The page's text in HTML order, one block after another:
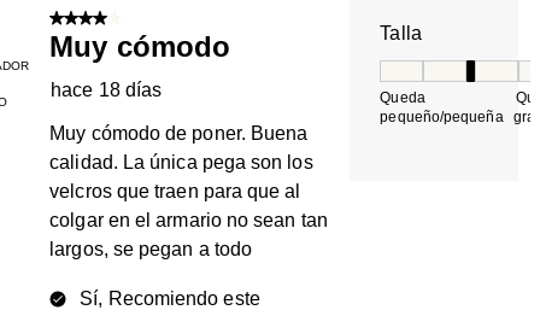
4 de 5 estrellas.
Muy cómodo
hace 18 días
Muy cómodo de poner. Buena
calidad. La única pega son los
velcros que traen para que al
colgar en el armario no sean tan
largos, se pegan a todo
Sí, Recomiendo este
Talla
Queda
pequeño/pequeña